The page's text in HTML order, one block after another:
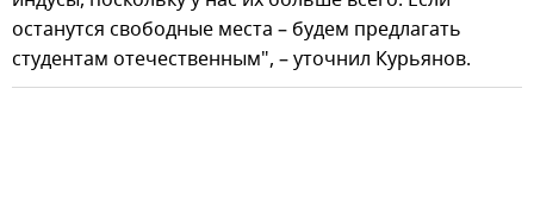
останутся свободные места – будем предлагать
студентам отечественным", – уточнил Курьянов.